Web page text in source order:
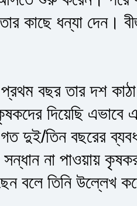
কাছে ধন্যা দেন।
বছর তার দশ
দিয়েছি এভাবে
দুই/তিন বছরের
না পাওয়ায়
বলে তিনি উল্লেখ